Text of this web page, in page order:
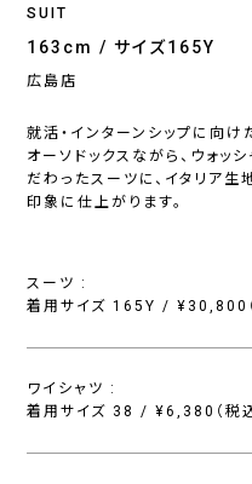
SUIT
163cm / サイズ165Y
広島店
就活・インターンシップに向け
オーソドックスながら、ウォッ
だわったスーツに、イタリア
印象に仕上がります。
スーツ :
着用サイズ 165Y / ¥30,800（
ワイシャツ :
着用サイズ 38 / ¥6,380（税込